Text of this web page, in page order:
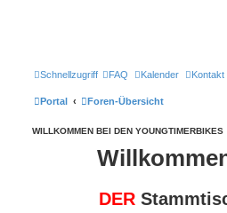
Schnellzugriff FAQ Kalender Kontakt
Portal Foren-Übersicht
WILLKOMMEN BEI DEN YOUNGTIMERBIKES
DER